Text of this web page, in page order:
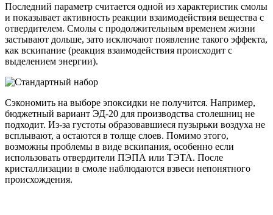
Последний параметр считается одной из характеристик смолы
и показывает активность реакции взаимодействия вещества с
отвердителем. Смолы с продолжительным временем жизни
застывают дольше, зато исключают появление такого эффекта,
как вскипание (реакция взаимодействия происходит с
выделением энергии).
Сэкономить на выборе эпоксидки не получится. Например,
бюджетный вариант ЭД-20 для производства столешниц не
подходит. Из-за густоты образовавшиеся пузырьки воздуха не
всплывают, а остаются в толще слоев. Помимо этого,
возможны проблемы в виде вскипания, особенно если
использовать отвердители ПЭПА или ТЭТА. После
кристаллизации в смоле наблюдаются взвеси непонятного
происхождения.